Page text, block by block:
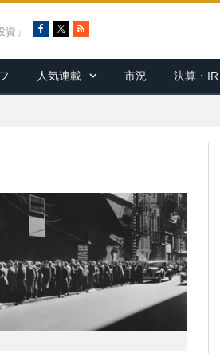
」
c
e
b
R
S
人気連載 市況 決算・IR